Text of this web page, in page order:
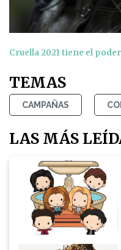
Cruella 2021 tiene el
TEMAS
CAMPAÑAS
LAS MÁS